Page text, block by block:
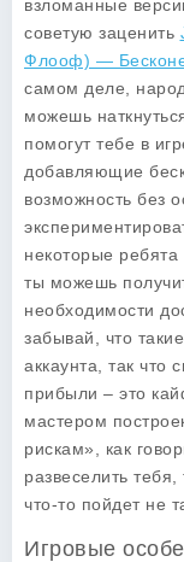
взломанные
советую заценить
Флооф) —
самом деле,
можешь
помогут тебе в
добавляющие
возможность без
некоторые
ты можешь
необходимости
забывай, что
аккаунта, так что
прибыли – это
мастером
рискам», как
развеселить
что-то пойдет не
Игровые